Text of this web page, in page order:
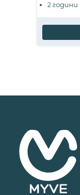
2 години